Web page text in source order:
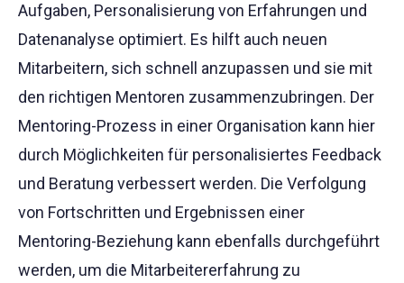
Aufgaben, Personalisierung von Erfahrungen und
Datenanalyse optimiert. Es hilft auch neuen
Mitarbeitern, sich schnell anzupassen und sie mit
den richtigen Mentoren zusammenzubringen. Der
Mentoring-Prozess in einer Organisation kann hier
durch Möglichkeiten für personalisiertes Feedback
und Beratung verbessert werden. Die Verfolgung
von Fortschritten und Ergebnissen einer
Mentoring-Beziehung kann ebenfalls durchgeführt
werden, um die Mitarbeitererfahrung zu